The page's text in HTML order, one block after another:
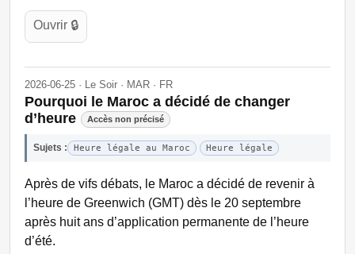
Ouvrir 🔒
2026-06-25 · Le Soir · MAR · FR
Pourquoi le Maroc a décidé de changer
d’heure
Accès non précisé
Sujets : Heure légale au Maroc Heure légale
Après de vifs débats, le Maroc a décidé de revenir à
l’heure de Greenwich (GMT) dès le 20 septembre
après huit ans d’application permanente de l’heure
d’été.